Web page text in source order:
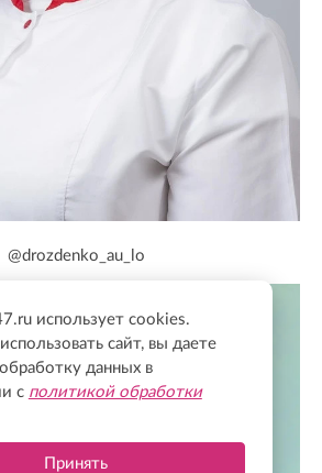
@drozdenko_au_lo
использует cookies.
сайт, вы даете
данных в
с политикой обработки
Принять